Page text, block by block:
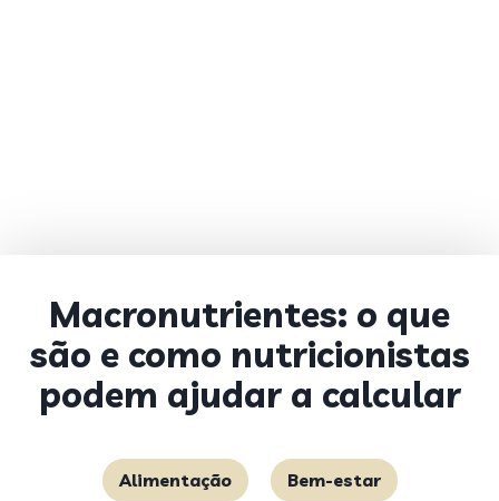
Macronutrientes: o que
são e como nutricionistas
podem ajudar a calcular
Alimentação Bem-estar